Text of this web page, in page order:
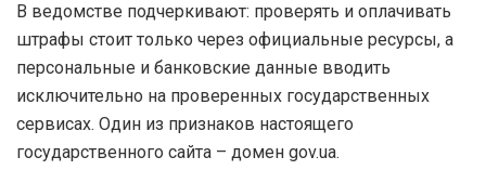
В ведомстве подчеркивают: проверять и оплачивать
штрафы стоит только через официальные ресурсы, а
персональные и банковские данные вводить
исключительно на проверенных государственных
сервисах. Один из признаков настоящего
государственного сайта – домен gov.ua.